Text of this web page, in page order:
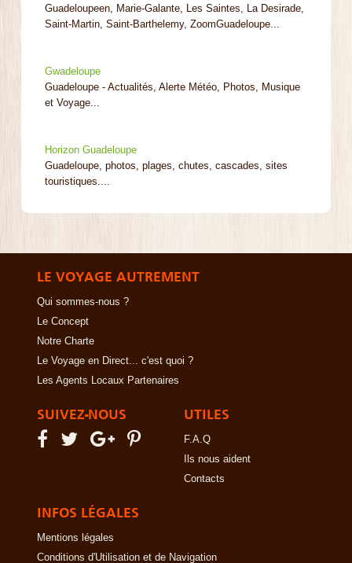
Guadeloupeen, Marie-Galante, Les Saintes, La Desirade,
Saint-Martin, Saint-Barthelemy, ZoomGuadeloupe...
Gwadeloupe
Guadeloupe - Actualités, Alerte Météo, Photos, Musique
et Voyage...
Horizon Guadeloupe
Guadeloupe, photos, plages, chutes, cascades, sites
touristiques....
LE VOYAGE AUTREMENT
Qui sommes-nous ?
Le Concept
Notre Charte
Le Voyage en Direct... c'est quoi ?
Les Agents Locaux Partenaires
SUIVEZ-NOUS UTILES
F.A.Q
Ils nous aident
Contacts
INFOS LÉGALES
Mentions légales
Conditions d'Utilisation et de Navigation